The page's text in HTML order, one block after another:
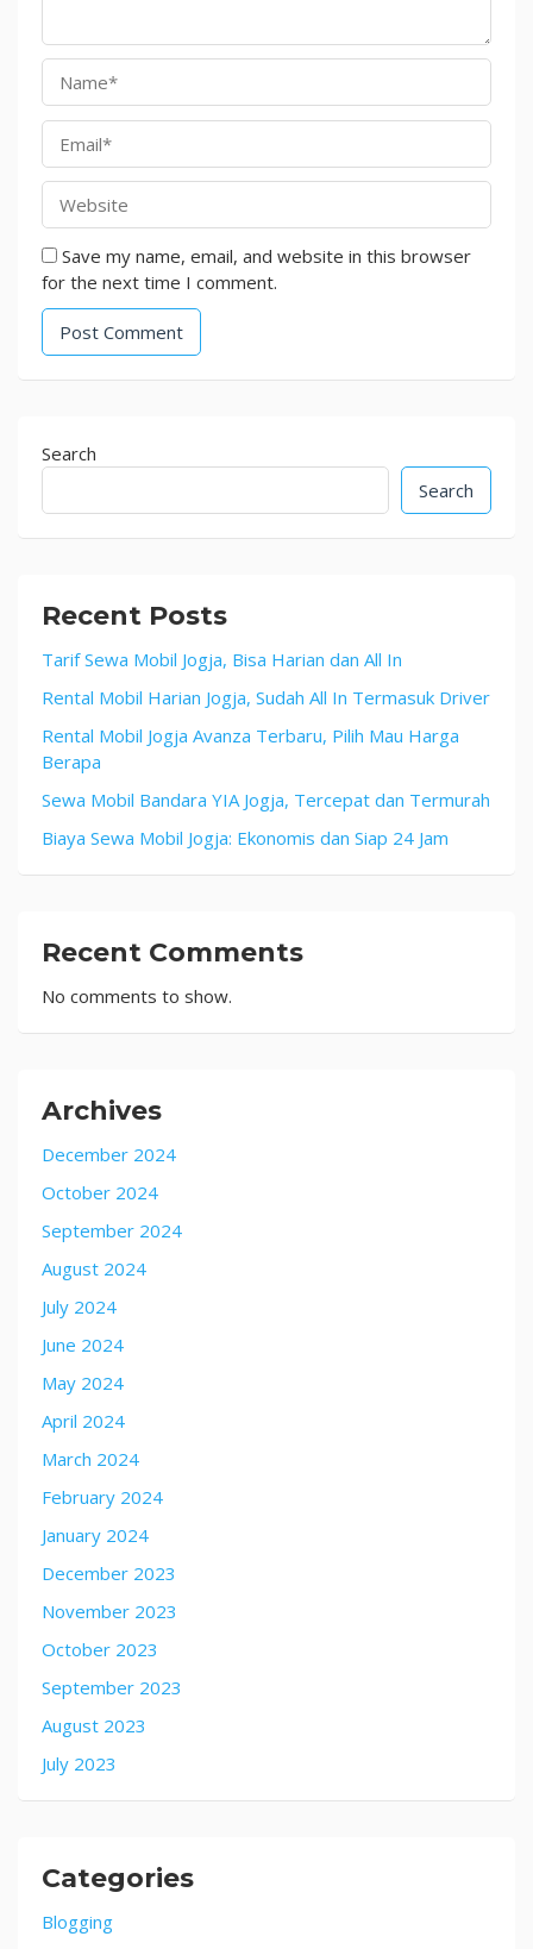
Save my name, email, and website in this browser
for the next time I comment.
Search
Search
Recent Posts
Tarif Sewa Mobil Jogja, Bisa Harian dan All In
Rental Mobil Harian Jogja, Sudah All In Termasuk Driver
Rental Mobil Jogja Avanza Terbaru, Pilih Mau Harga
Berapa
Sewa Mobil Bandara YIA Jogja, Tercepat dan Termurah
Biaya Sewa Mobil Jogja: Ekonomis dan Siap 24 Jam
Recent Comments
No comments to show.
Archives
December 2024
October 2024
September 2024
August 2024
July 2024
June 2024
May 2024
April 2024
March 2024
February 2024
January 2024
December 2023
November 2023
October 2023
September 2023
August 2023
July 2023
Categories
Blogging